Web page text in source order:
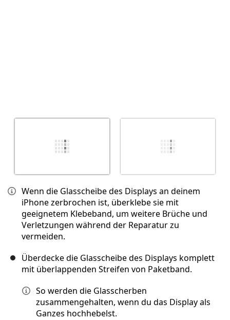
Wenn die Glasscheibe des Displays an deinem
iPhone zerbrochen ist, überklebe sie mit
geeignetem Klebeband, um weitere Brüche und
Verletzungen während der Reparatur zu
vermeiden.
Überdecke die Glasscheibe des Displays komplett
mit überlappenden Streifen von Paketband.
So werden die Glasscherben
zusammengehalten, wenn du das Display als
Ganzes hochhebelst.